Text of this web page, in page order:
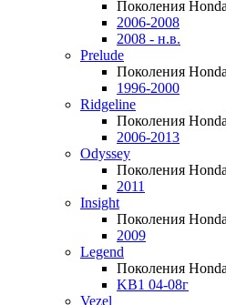
Поколения
2006-2008
2008 - н.в.
Prelude
Поколения
1996-2000
Ridgeline
Поколения
2006-2013
Odyssey
Поколения
2011
Insight
Поколения
2009
Legend
Поколения
KB1 04-08г
Vezel